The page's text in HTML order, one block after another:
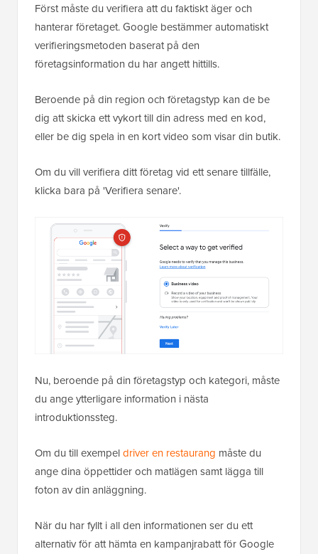
Först måste du verifiera att du faktiskt äger och
hanterar företaget. Google bestämmer automatiskt
verifieringsmetoden baserat på den
företagsinformation du har angett hittills.
Beroende på din region och företagstyp kan de be
dig att skicka ett vykort till din adress med en kod,
eller be dig spela in en kort video som visar din butik.
Om du vill verifiera ditt företag vid ett senare tillfälle,
klicka bara på 'Verifiera senare'.
Nu, beroende på din företagstyp och kategori, måste
du ange ytterligare information i nästa
introduktionssteg.
Om du till exempeldriver en restaurang måste du
ange dina öppettider och matlägen samt lägga till
foton av din anläggning.
När du har fyllt i all den informationen ser du ett
alternativ för att hämta en kampanjrabatt för Google